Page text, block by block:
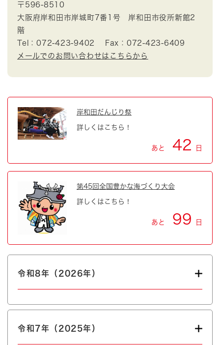
〒596-8510
大阪府岸和田市岸城町7番1号 岸和田市役所新館2
階
Tel：072-423-9402
Fax：072-423-6409
メールでのお問い合わせはこちらから
岸和田だんじり祭
詳しくはこちら！
あと 42 日
第45回全国豊かな海づくり大会
詳しくはこちら！
あと 99 日
令和8年（2026年）
令和7年（2025年）